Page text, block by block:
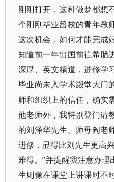
刚刚打开，这种做梦都想
个刚刚毕业留校的青年教
这次机会，如何才能完成
知道前一年出国前往希腊
深厚、英文精道，进修学
毕业尚未入学术殿堂大门
师和组织上的信任，确实
他老师外，我特别登门请
的刘泽华先生。师母阎老
进修，显得比刘先生更高
难得。”并提醒我注意办
生则像在课堂上讲课时不